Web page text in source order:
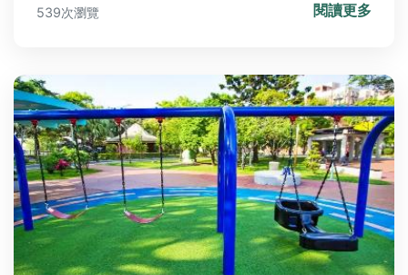
和常見問答，解決你對金銀花食譜的所有疑問，讓養
539次瀏覽 閱讀更多